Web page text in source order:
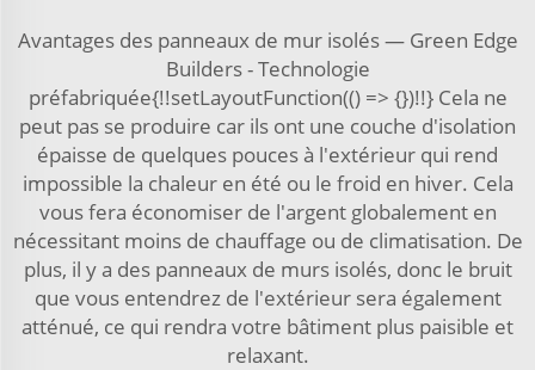
Avantages des panneaux de mur isolés — Green Edge
Builders - Technologie
préfabriquée{!!setLayoutFunction(() => {})!!} Cela ne
peut pas se produire car ils ont une couche d'isolation
épaisse de quelques pouces à l'extérieur qui rend
impossible la chaleur en été ou le froid en hiver. Cela
vous fera économiser de l'argent globalement en
nécessitant moins de chauffage ou de climatisation. De
plus, il y a des panneaux de murs isolés, donc le bruit
que vous entendrez de l'extérieur sera également
atténué, ce qui rendra votre bâtiment plus paisible et
relaxant.